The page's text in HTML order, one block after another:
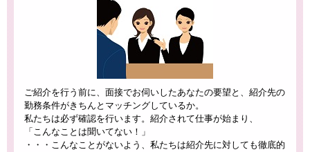
ご紹介を行う前に、面接でお伺いしたあなたの要望と、紹介先の
勤務条件がきちんとマッチングしているか。
私たちは必ず確認を行います。紹介されて仕事が始まり、
「こんなことは聞いてない！」
・・・こんなことがないよう、私たちは紹介先に対しても徹底的